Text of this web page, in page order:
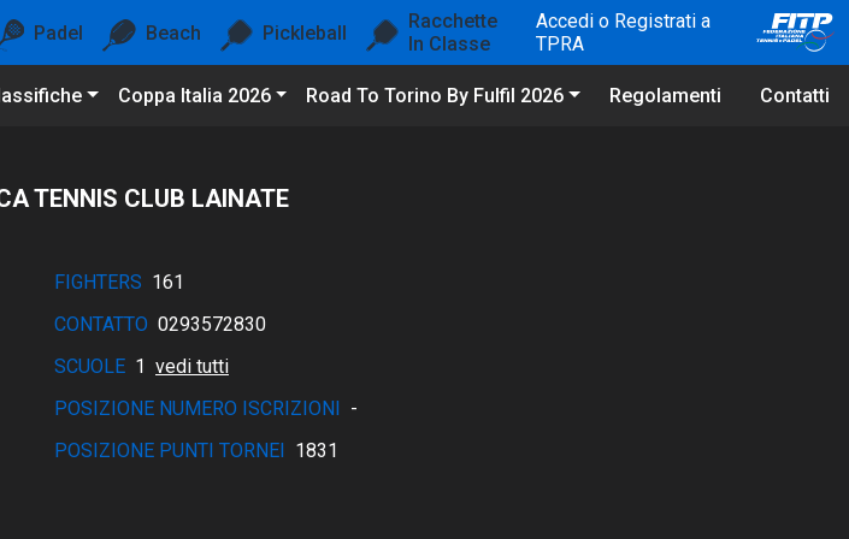
Padel Beach Pickleball
Racchette
In Classe
Accedi o Registrati a
TPRA
Coppa Italia 2026 Road To Torino By Fulfil 2026 Regolamenti Contatti
TENNIS CLUB LAINATE
FIGHTERS 161
CONTATTO 0293572830
SCUOLE 1 vedi tutti
POSIZIONE NUMERO ISCRIZIONI -
POSIZIONE PUNTI TORNEI 1831